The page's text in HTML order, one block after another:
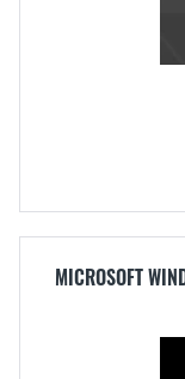
MICROSOFT